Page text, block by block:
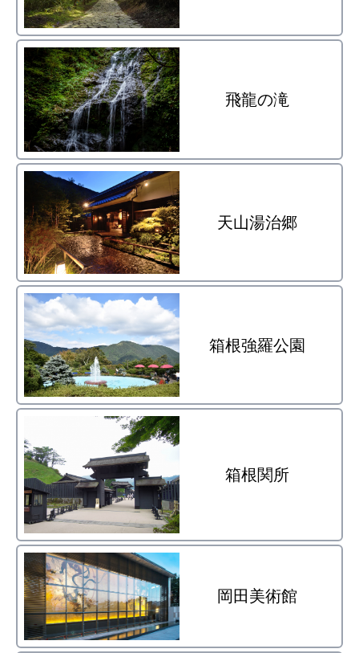
飛龍の滝
天山湯治郷
箱根強羅公園
箱根関所
岡田美術館